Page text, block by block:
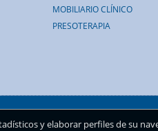
y elaborar perfiles de su
MOBILIARIO CLÍNICO
PRESOTERAPIA